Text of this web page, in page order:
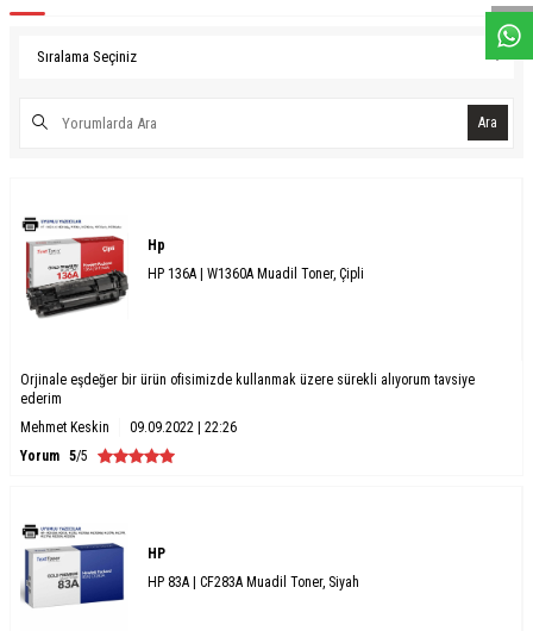
Ara
Hp
HP 136A | W1360A Muadil Toner, Çipli
Orjinale eşdeğer bir ürün ofisimizde kullanmak üzere sürekli alıyorum tavsiye
ederim
Mehmet Keskin
09.09.2022 | 22:26
Yorum 5/5
HP
HP 83A | CF283A Muadil Toner, Siyah